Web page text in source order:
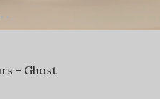
- Ghost